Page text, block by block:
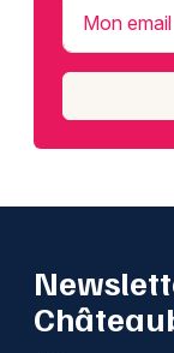
Mon email